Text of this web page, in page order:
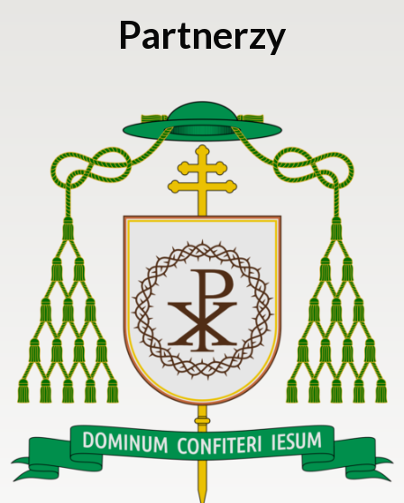
Partnerzy